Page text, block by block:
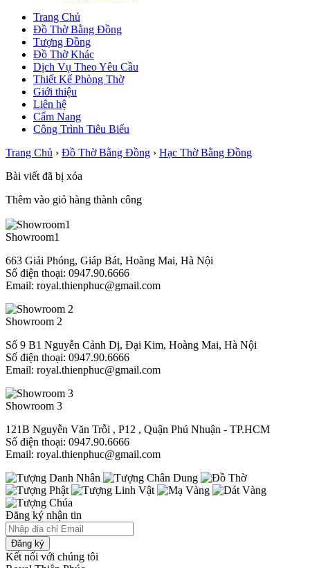
Trang Chủ
Đồ Thờ Bằng Đồng
Tượng Đồng
Đồ Thờ Khác
Dịch Vụ Theo Yêu Cầu
Thiết Kế Phòng Thờ
Giới thiệu
Liên hệ
Cẩm Nang
Công Trình Tiêu Biểu
Trang Chủ › Đồ Thờ Bằng Đồng › Hạc Thờ Bằng Đồng
Bài viết đã bị xóa
Thêm vào giỏ hàng thành công
Showroom1
663 Giải Phóng, Giáp Bát, Hoàng Mai, Hà Nội
Số điện thoại: 0947.90.6666
Email: royal.thienphuc@gmail.com
Showroom 2
Số 9 B1 Nguyễn Cảnh Dị, Đại Kim, Hoàng Mai, Hà Nội
Số điện thoại: 0947.90.6666
Email: royal.thienphuc@gmail.com
Showroom 3
121B Nguyễn Văn Trỗi , P12 , Quận Phú Nhuận - TP.HCM​
Số điện thoại: 0947.90.6666
Email: royal.thienphuc@gmail.com
Đăng ký nhận tin
Đăng ký
Kết nối với chúng tôi